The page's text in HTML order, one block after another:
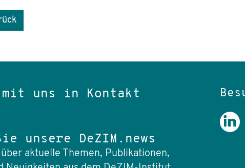
uns in Kontakt
unsere DeZIM.news
aktuelle Themen, Publikationen,